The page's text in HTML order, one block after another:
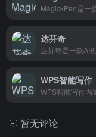
达芬奇
WPS智能写作
暂无评论